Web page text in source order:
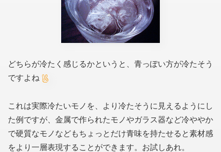
どちらが冷たく感じるかというと、青っぽい方が冷たそう
ですよね
これは実際冷たいモノを、より冷たそうに見えるようにし
た例ですが、金属で作られたモノやガラス器など冷ややか
で硬質なモノなどもちょっとだけ青味を持たせると素材感
をより一層表現することができます。お試しあれ。